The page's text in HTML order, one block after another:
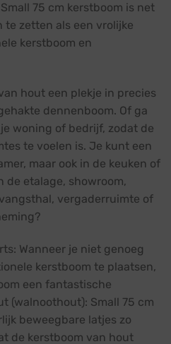
75 cm kerstboom is net
te zetten als een vrolijke
kerstboom en
hout een plekje in precies
dennenboom. Of ga
woning of bedrijf, zodat de
te voelen is. Je kunt een
maar ook in de keuken of
de etalage, showroom,
vergaderruimte of
Wanneer je niet genoeg
kerstboom te plaatsen,
een fantastische
(walnoothout): Small 75 cm
beweegbare latjes zo
de kerstboom van hout